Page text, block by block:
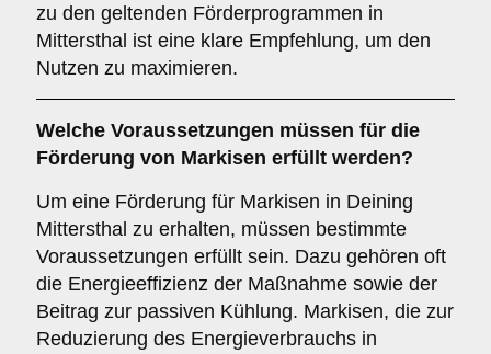
zu den geltenden Förderprogrammen in
Mittersthal ist eine klare Empfehlung, um den
Nutzen zu maximieren.
Welche Voraussetzungen müssen für die
Förderung von Markisen erfüllt werden?
Um eine Förderung für Markisen in Deining
Mittersthal zu erhalten, müssen bestimmte
Voraussetzungen erfüllt sein. Dazu gehören oft
die Energieeffizienz der Maßnahme sowie der
Beitrag zur passiven Kühlung. Markisen, die zur
Reduzierung des Energieverbrauchs in